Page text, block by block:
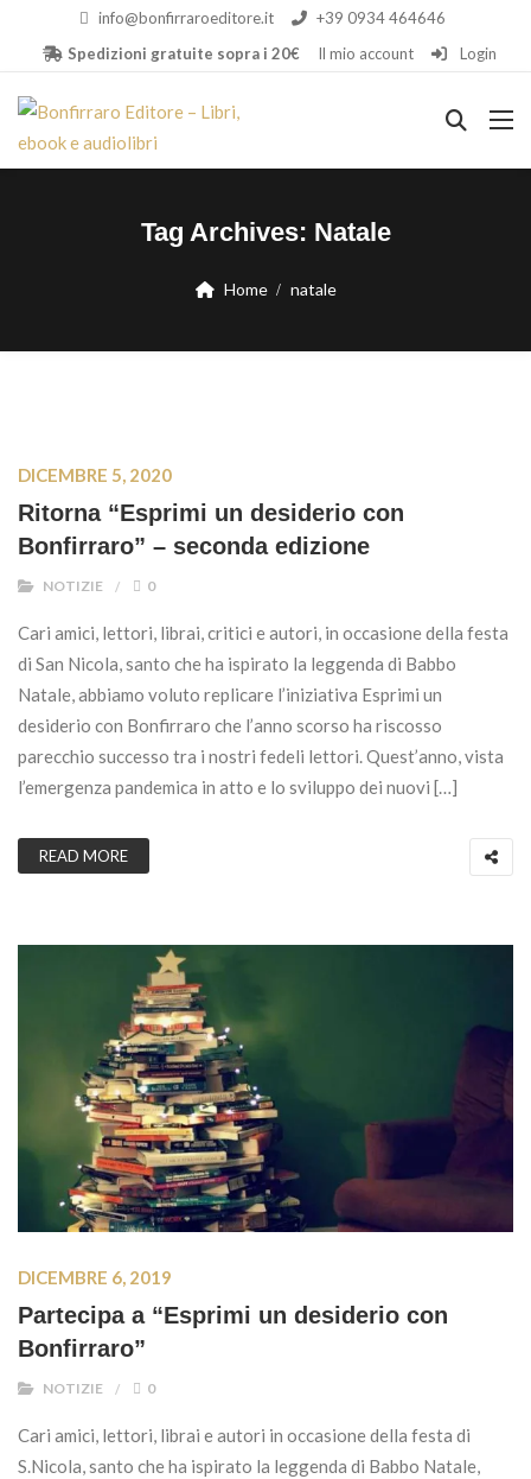
info@bonfirraroeditore.it
+39 0934 464646
Spedizioni gratuite sopra i 20€
Il mio account Login
Tag Archives: Natale
Home natale
DICEMBRE 5, 2020
Ritorna “Esprimi un desiderio con
Bonfirraro” – seconda edizione
NOTIZIE 0
Cari amici, lettori, librai, critici e autori, in occasione della festa
di San Nicola, santo che ha ispirato la leggenda di Babbo
Natale, abbiamo voluto replicare l’iniziativa Esprimi un
desiderio con Bonfirraro che l’anno scorso ha riscosso
parecchio successo tra i nostri fedeli lettori. Quest’anno, vista
l’emergenza pandemica in atto e lo sviluppo dei nuovi […]
READ MORE
DICEMBRE 6, 2019
Partecipa a “Esprimi un desiderio con
Bonfirraro”
NOTIZIE 0
Cari amici, lettori, librai e autori in occasione della festa di
S.Nicola, santo che ha ispirato la leggenda di Babbo Natale,